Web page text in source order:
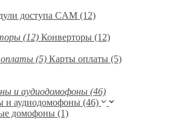
доступа CAM (12)
Конверторы (12)
Карты оплаты (5)
и аудиодомофоны (46)
домофоны (1)